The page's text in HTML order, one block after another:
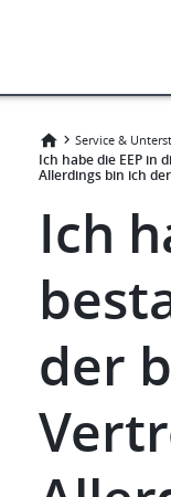
Service &
Ich habe die EEP in
Allerdings bin ich
Ich
der